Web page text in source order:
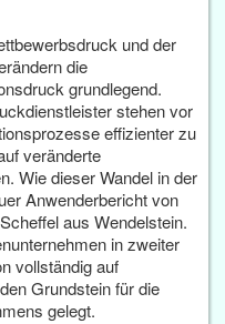
und der
die
grundlegend.
stehen vor
effizienter zu
veränderte
Wie dieser Wandel in der
Anwenderbericht von
aus Wendelstein.
in zweiter
vollständig auf
Grundstein für die
gelegt.